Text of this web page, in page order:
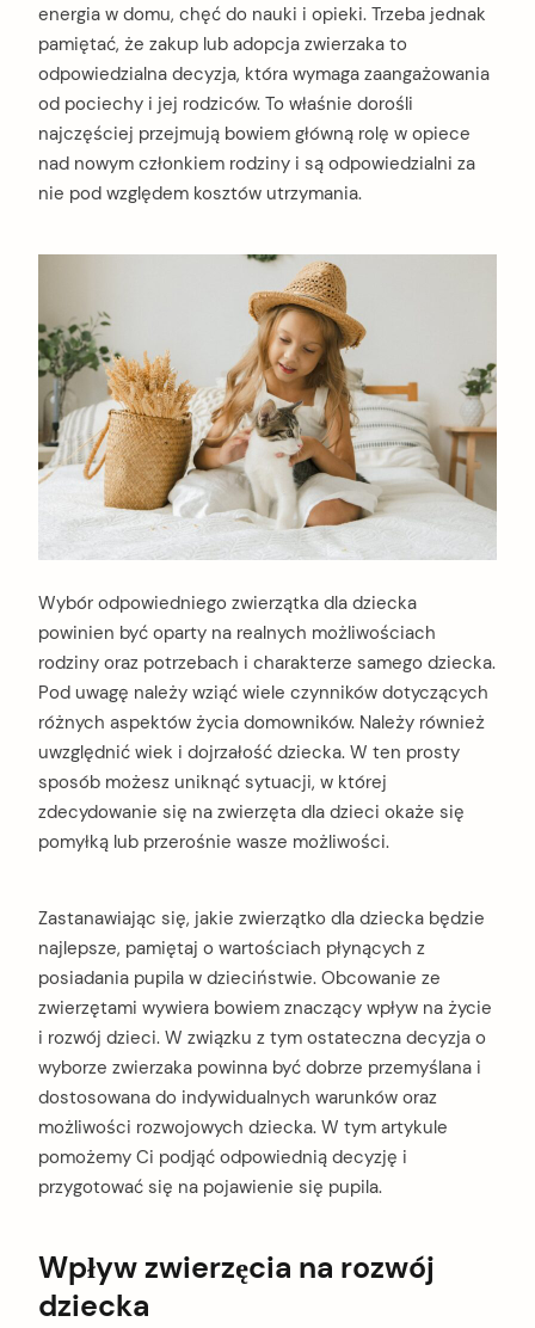
energia w domu, chęć do nauki i opieki. Trzeba jednak
pamiętać, że zakup lub adopcja zwierzaka to
odpowiedzialna decyzja, która wymaga zaangażowania
od pociechy i jej rodziców. To właśnie dorośli
najczęściej przejmują bowiem główną rolę w opiece
nad nowym członkiem rodziny i są odpowiedzialni za
nie pod względem kosztów utrzymania.
Wybór odpowiedniego zwierzątka dla dziecka
powinien być oparty na realnych możliwościach
rodziny oraz potrzebach i charakterze samego dziecka.
Pod uwagę należy wziąć wiele czynników dotyczących
różnych aspektów życia domowników. Należy również
uwzględnić wiek i dojrzałość dziecka. W ten prosty
sposób możesz uniknąć sytuacji, w której
zdecydowanie się na zwierzęta dla dzieci okaże się
pomyłką lub przerośnie wasze możliwości.
Zastanawiając się, jakie zwierzątko dla dziecka będzie
najlepsze, pamiętaj o wartościach płynących z
posiadania pupila w dzieciństwie. Obcowanie ze
zwierzętami wywiera bowiem znaczący wpływ na życie
i rozwój dzieci. W związku z tym ostateczna decyzja o
wyborze zwierzaka powinna być dobrze przemyślana i
dostosowana do indywidualnych warunków oraz
możliwości rozwojowych dziecka. W tym artykule
pomożemy Ci podjąć odpowiednią decyzję i
przygotować się na pojawienie się pupila.
Wpływ zwierzęcia na rozwój
dziecka